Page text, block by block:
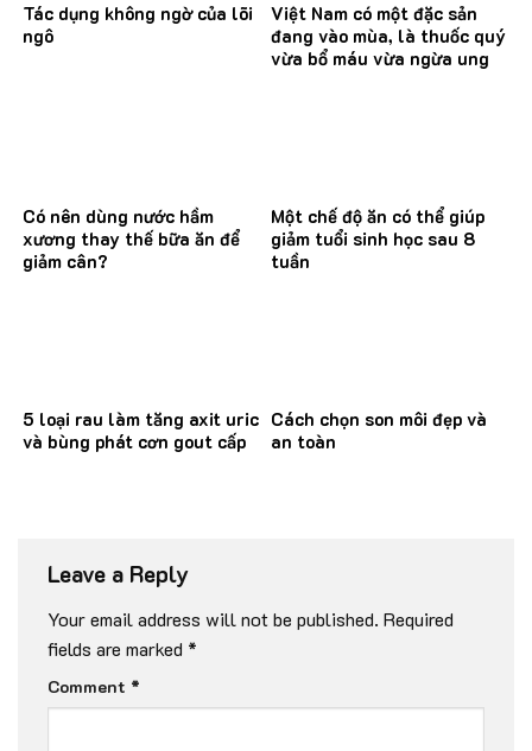
Tác dụng không ngờ của lõi
ngô
Việt Nam có một đặc sản
đang vào mùa, là thuốc quý
vừa bổ máu vừa ngừa ung
Có nên dùng nước hầm
xương thay thế bữa ăn để
giảm cân?
Một chế độ ăn có thể giúp
giảm tuổi sinh học sau 8
tuần
5 loại rau làm tăng axit uric
và bùng phát cơn gout cấp
Cách chọn son môi đẹp và
an toàn
Leave a Reply
Your email address will not be published. Required
fields are marked *
Comment *